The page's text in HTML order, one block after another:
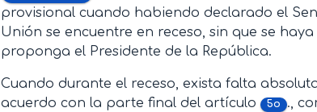
provisional cuando habiendo declarado el
Unión se encuentre en receso, sin que se
proponga el Presidente de la República.
Cuando durante el receso, exista falta
acuerdo con la parte final del artículo 5o
.,